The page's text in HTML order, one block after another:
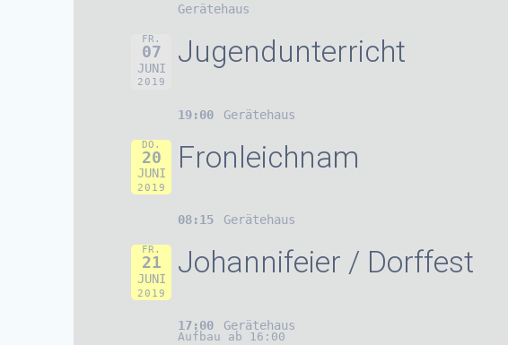
Gerätehaus
FR.
07
JUNI
2019
Jugendunterricht
19:00 Gerätehaus
DO.
20
JUNI
2019
Fronleichnam
08:15 Gerätehaus
FR.
21
JUNI
2019
Johannifeier / Dorffest
17:00 Gerätehaus
Aufbau ab 16:00